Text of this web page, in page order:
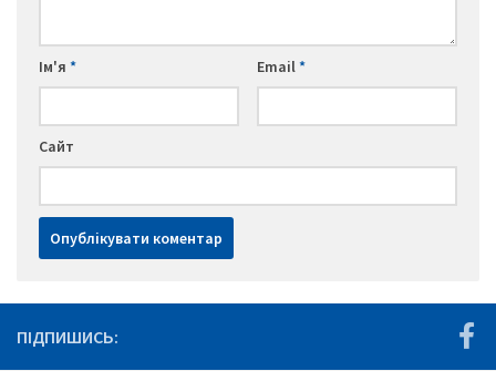
Ім'я * Email*
Сайт
ПІДПИШИСЬ: